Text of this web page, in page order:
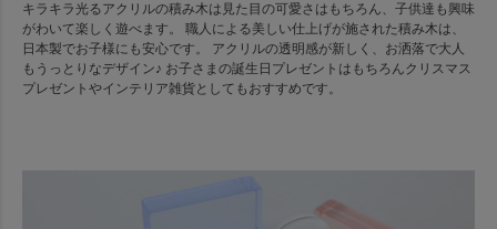
キラキラ光るアクリルの積み木は見た目の可愛さはもちろん、子供達も興味
がわいて楽しく遊べます。 職人による美しい仕上げが施された積み木は、
日本製でお子様にも安心です。 アクリルの透明感が新しく、お洒落で大人
もうっとりなデザイン♪ お子さまの誕生日プレゼントはもちろんクリスマス
プレゼントやインテリア雑貨としてもおすすめです。